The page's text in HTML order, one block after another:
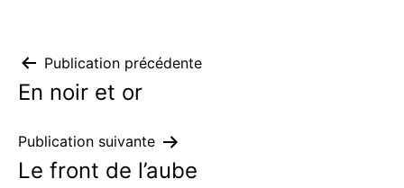
Navigation
de
l’article
Publication précédente
En noir et or
Publication suivante
Le front de l’aube